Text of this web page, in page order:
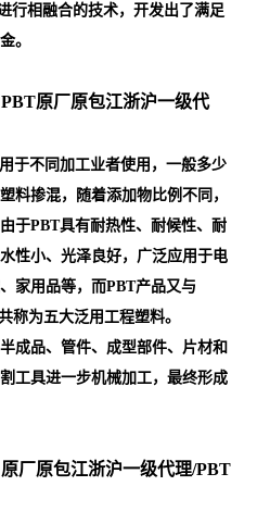
行相融合的技术，开发出了满足
。
原厂原包江浙沪一级代
于不同加工业者使用，一般多少
料掺混，随着添加物比例不同，
于PBT具有耐热性、耐候性、耐
性小、光泽良好，广泛应用于电
家用品等，而PBT产品又与
称为五大泛用工程塑料。
成品、管件、成型部件、片材和
工具进一步机械加工，最终形成
厂原包江浙沪一级代理/PBT